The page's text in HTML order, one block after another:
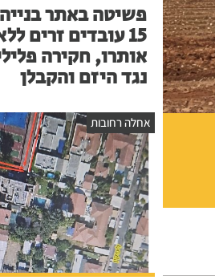
פשיטה באתר
15 עובדים זרים
אותרו, חקירה
נגד היזם והקבלן
אחלה רחובות